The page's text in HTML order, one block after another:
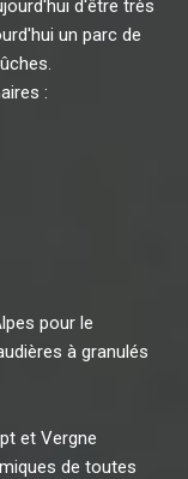
d'être très
un parc de
:
pour le
à granulés
et Vergne
de toutes